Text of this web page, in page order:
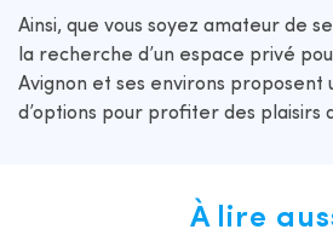
Ainsi, que vous soyez amateur de
la recherche d’un espace privé
Avignon et ses environs proposent
d’options pour profiter des plaisirs
À lire